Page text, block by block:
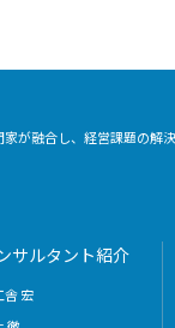
が融合し、経営課題の解
サルタント紹介
舎 宏